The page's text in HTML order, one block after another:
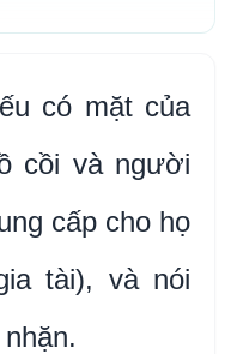
có mặt của
cồi và người
cấp cho họ
tài), và nói